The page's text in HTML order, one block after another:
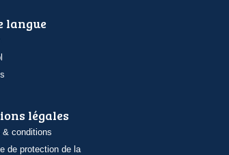
langue
légales
& conditions
de protection de la